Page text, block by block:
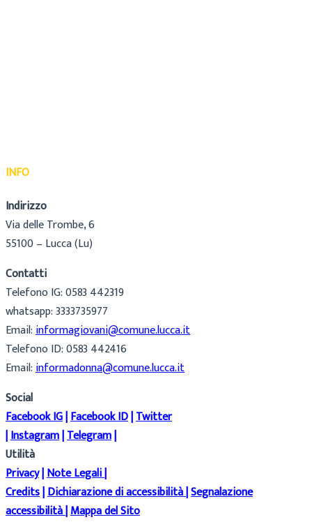
INFO
Indirizzo
Via delle Trombe, 6
55100 – Lucca (Lu)
Contatti
Telefono IG: 0583 442319
whatsapp: 3333735977
Email:informagiovani@comune.lucca.it
Telefono ID: 0583 442416
Email:informadonna@comune.lucca.it
Social
Facebook IG|Facebook ID|Twitter
|Instagram|Telegram|
Utilità
Privacy|Note Legali|
Credits|Dichiarazione di accessibilità|Segnalazione
accessibilità|Mappa del Sito